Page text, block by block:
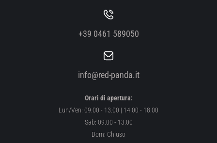
+39 0461 589050
info@red-panda.it
Orari di apertura:
Lun/Ven: 09.00 - 13.00 | 14.00 - 18.00
Sab: 09.00 - 13.00
Dom: Chiuso